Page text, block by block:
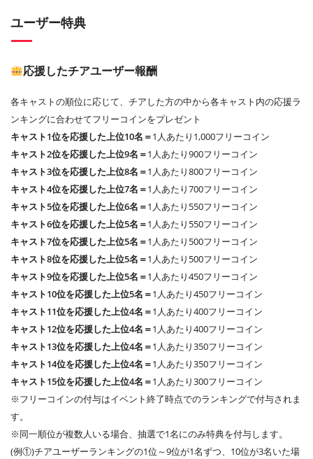
ユーザー特典
応援したチアユーザー報酬
各キャストの順位に応じて、チアした方の中から各キャスト内の応援ラ
ンキングに合わせてフリーコインをプレゼント
キャスト1位を応援した上位10名＝1人あたり1,000フリーコイン
キャスト2位を応援した上位9名＝1人あたり900フリーコイン
キャスト3位を応援した上位8名＝1人あたり800フリーコイン
キャスト4位を応援した上位7名＝1人あたり700フリーコイン
キャスト5位を応援した上位6名＝1人あたり550フリーコイン
キャスト6位を応援した上位5名＝1人あたり550フリーコイン
キャスト7位を応援した上位5名＝1人あたり500フリーコイン
キャスト8位を応援した上位5名＝1人あたり500フリーコイン
キャスト9位を応援した上位5名＝1人あたり450フリーコイン
キャスト10位を応援した上位5名＝1人あたり450フリーコイン
キャスト11位を応援した上位4名＝1人あたり400フリーコイン
キャスト12位を応援した上位4名＝1人あたり400フリーコイン
キャスト13位を応援した上位4名＝1人あたり350フリーコイン
キャスト14位を応援した上位4名＝1人あたり350フリーコイン
キャスト15位を応援した上位4名＝1人あたり300フリーコイン
※フリーコインの付与はイベント終了時点でのランキングで付与されま
す。
※同一順位が複数人いる場合、抽選で1名にのみ特典を付与します。
(例①)チアユーザーランキングの1位～9位が1名ずつ、10位が3名いた場